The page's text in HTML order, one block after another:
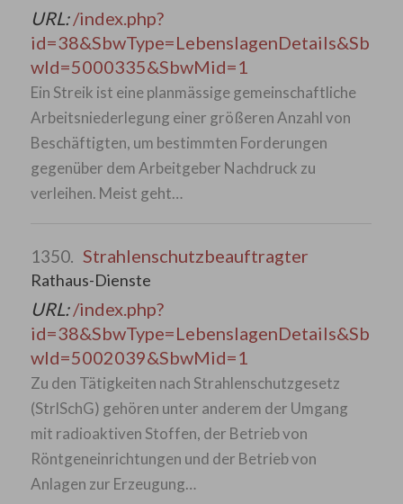
URL:/index.php?
id=38&SbwType=LebenslagenDetails&Sb
wId=5000335&SbwMid=1
Ein Streik ist eine planmässige gemeinschaftliche
Arbeitsniederlegung einer größeren Anzahl von
Beschäftigten, um bestimmten Forderungen
gegenüber dem Arbeitgeber Nachdruck zu
verleihen. Meist geht…
1350. Strahlenschutzbeauftragter
Rathaus-Dienste
URL:/index.php?
id=38&SbwType=LebenslagenDetails&Sb
wId=5002039&SbwMid=1
Zu den Tätigkeiten nach Strahlenschutzgesetz
(StrlSchG) gehören unter anderem der Umgang
mit radioaktiven Stoffen, der Betrieb von
Röntgeneinrichtungen und der Betrieb von
Anlagen zur Erzeugung…